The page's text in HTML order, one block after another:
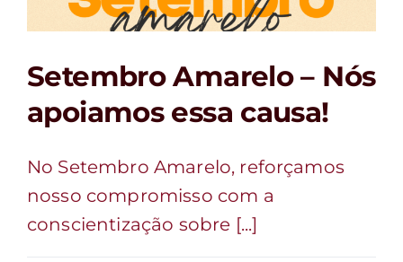
Setembro Amarelo – Nós
apoiamos essa causa!
No Setembro Amarelo, reforçamos
nosso compromisso com a
conscientização sobre [...]